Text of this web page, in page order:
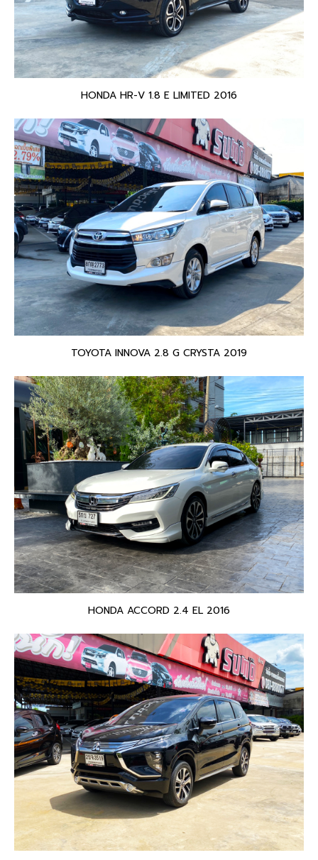
HONDA HR-V 1.8 E LIMITED 2016
TOYOTA INNOVA 2.8 G CRYSTA 2019
HONDA ACCORD 2.4 EL 2016